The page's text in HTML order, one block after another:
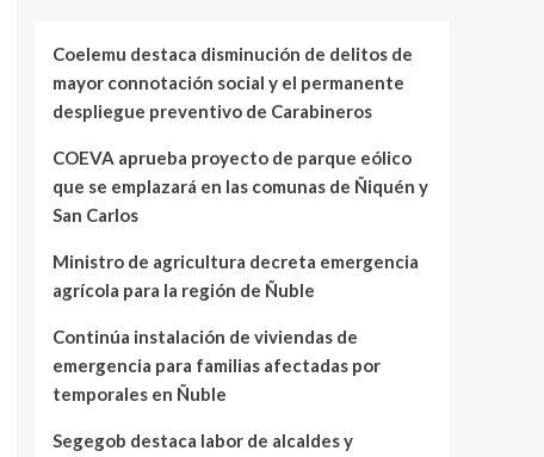
Coelemu destaca disminución de delitos de
mayor connotación social y el permanente
despliegue preventivo de Carabineros
COEVA aprueba proyecto de parque eólico
que se emplazará en las comunas de Ñiquén y
San Carlos
Ministro de agricultura decreta emergencia
agrícola para la región de Ñuble
Continúa instalación de viviendas de
emergencia para familias afectadas por
temporales en Ñuble
Segegob destaca labor de alcaldes y